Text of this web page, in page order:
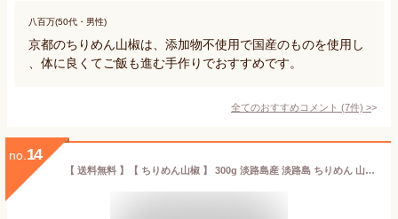
八百万(50代・男性)
京都のちりめん山椒は、添加物不使用で国産のものを使用し
、体に良くてご飯も進む手作りでおすすめです。
全てのおすすめコメント (7件) >
no. 14
【 送料無料 】【 ちりめん山椒 】 300g 淡路島産 淡路島 ちりめん 山椒 300g 小分け (100g×3P) ちりめんじゃこ しらす 兵庫県 ご飯のお供 お土産 山椒ちりめん ふりかけ 無添加 ギフト 贈り物 おにぎり 具 ごはんのとも 取り寄せ 御飯の友 手土産 高級 お取り寄せグルメ